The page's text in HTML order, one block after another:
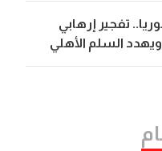
تفجير إرهابي
السلم الأهلي